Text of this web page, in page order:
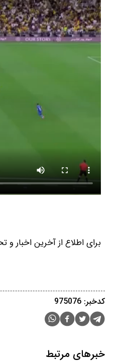
برای اطلاع از آخرین اخبار و
کدخبر: 975076
خبرهای مرتبط